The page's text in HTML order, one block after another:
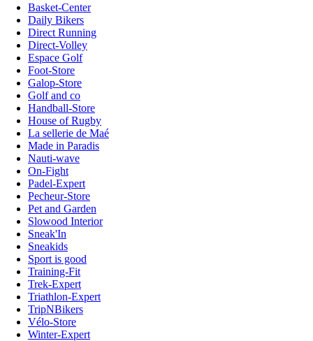
Basket-Center
Daily Bikers
Direct Running
Direct-Volley
Espace Golf
Foot-Store
Galop-Store
Golf and co
Handball-Store
House of Rugby
La sellerie de Maé
Made in Paradis
Nauti-wave
On-Fight
Padel-Expert
Pecheur-Store
Pet and Garden
Slowood Interior
Sneak'In
Sneakids
Sport is good
Training-Fit
Trek-Expert
Triathlon-Expert
TripNBikers
Vélo-Store
Winter-Expert